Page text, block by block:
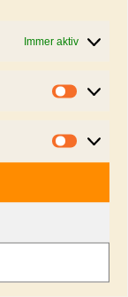
Immer aktiv